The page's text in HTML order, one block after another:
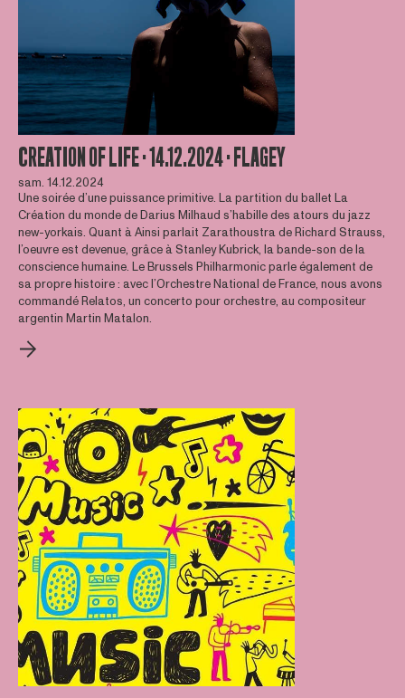
CREATION OF LIFE · 14.12.2024 · FLAGEY
sam. 14.12.2024
Une soirée d’une puissance primitive. La partition du ballet La
Création du monde de Darius Milhaud s’habille des atours du jazz
new-yorkais. Quant à Ainsi parlait Zarathoustra de Richard Strauss,
l’oeuvre est devenue, grâce à Stanley Kubrick, la bande-son de la
conscience humaine. Le Brussels Philharmonic parle également de
sa propre histoire : avec l’Orchestre National de France, nous avons
commandé Relatos, un concerto pour orchestre, au compositeur
argentin Martin Matalon.